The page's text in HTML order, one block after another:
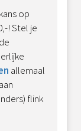
op
! Stel je
allemaal
flink